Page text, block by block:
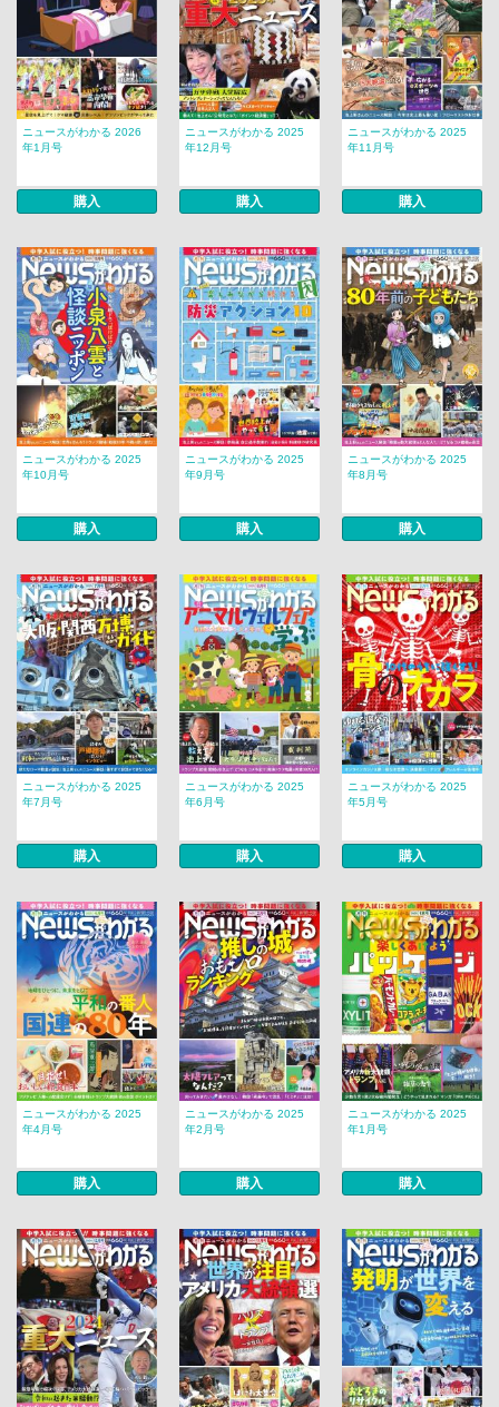
ニュースがわかる 2026
年1月号
購入
ニュースがわかる 2025
年12月号
購入
ニュースがわかる 2025
年11月号
購入
ニュースがわかる 2025
年10月号
購入
ニュースがわかる 2025
年9月号
購入
ニュースがわかる 2025
年8月号
購入
ニュースがわかる 2025
年7月号
購入
ニュースがわかる 2025
年6月号
購入
ニュースがわかる 2025
年5月号
購入
ニュースがわかる 2025
年4月号
購入
ニュースがわかる 2025
年2月号
購入
ニュースがわかる 2025
年1月号
購入